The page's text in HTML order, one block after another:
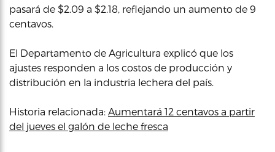
pasará de $2.09 a $2.18, reflejando un aumento de 9
centavos.
El Departamento de Agricultura explicó que los
ajustes responden a los costos de producción y
distribución en la industria lechera del país.
Historia relacionada: Aumentará 12 centavos a partir
del jueves el galón de leche fresca